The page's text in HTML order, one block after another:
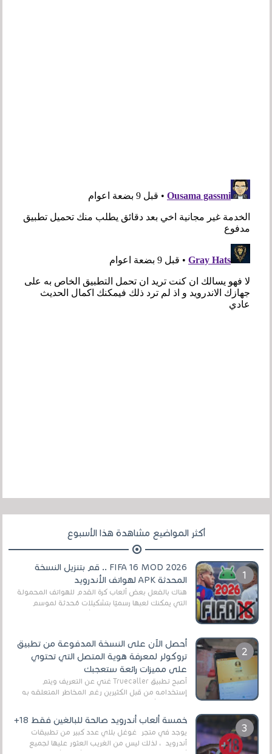
أكثر المواضيع مشاهدة هذا الأسبوع
FIFA 16 MOD 2026 .. قم بتنزيل النسخة
المحدثة APK لهواتف الأندرويد
هناك بالفعل بعض ألعاب كرة القدم للهواتف المحمولة
التي يمكنك لعبها رسميًا بتشكيلات مُحدثة لموسم
أحصل الآن على النسخة المدفوعة من تطبيق
تروكولر لمعرفة هوية المتصل التي تحتوي
على مميزات رائعة ستعجبك
أصبح تطبيق Truecaller غني عن التعريف ويتم
إستخدامه من قبل الكثيرين رغم المخاطر المتعلقه به
خمسة ألعاب أندرويد صالحة للبالغين فقط 18+
يوجد في متجر غوغل بلاي عدد كبير من تطبيقات
أندرويد ، لذلك ليس من الغريب العثور عليها لجميع